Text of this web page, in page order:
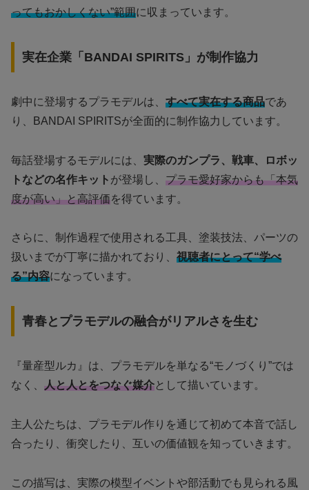
ってもおかしくない”範囲に収まっています。
実在企業「BANDAI SPIRITS」が制作協力
劇中に登場するプラモデルは、 すべて実在する商品であ
り、BANDAI SPIRITSが全面的に制作協力しています。
毎話登場するモデルには、 実際のガンプラ、戦車、ロボッ
トなどの名作キット が登場し、 プラモ愛好家からも「本気
度が高い」と高評価を得ています。
さらに、制作過程で使用される工具、塗装技法、パーツの
扱いまでが丁寧に描かれており、 視聴者にとって“学べ
る”内容になっています。
青春とプラモデルの融合がリアルさを生む
『量産型ルカ』は、プラモデルを単なる“モノづくり”では
なく、 人と人とをつなぐ媒介として描いています。
主人公たちは、プラモデル作りを通じて初めて本音で話し
合ったり、衝突したり、互いの価値観を知っていきます。
この描写は、実際の模型イベントや部活動でも見られる風